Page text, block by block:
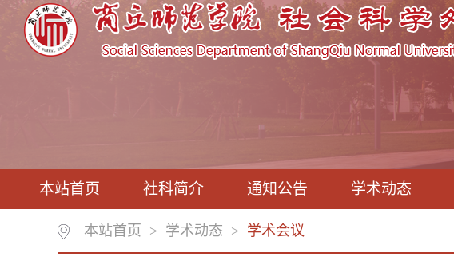
本站首页 社科简介 通知公告 学术动态
本站首页 > 学术动态 > 学术会议